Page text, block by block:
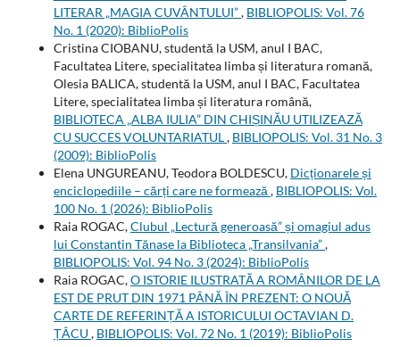
LITERAR „MAGIA CUVÂNTULUI”, BIBLIOPOLIS: Vol. 76
No. 1 (2020): BiblioPolis
Cristina CIOBANU, studentă la USM, anul I BAC,
Facultatea Litere, specialitatea limba și literatura romană,
Olesia BALICA, studentă la USM, anul I BAC, Facultatea
Litere, specialitatea limba și literatura română,
BIBLIOTECA „ALBA IULIA” DIN CHIȘINĂU UTILIZEAZĂ
CU SUCCES VOLUNTARIATUL, BIBLIOPOLIS: Vol. 31 No. 3
(2009): BiblioPolis
Elena UNGUREANU, Teodora BOLDESCU, Dicționarele și
enciclopediile – cărți care ne formează , BIBLIOPOLIS: Vol.
100 No. 1 (2026): BiblioPolis
Raia ROGAC,Clubul „Lectură generoasă” și omagiul adus
lui Constantin Tănase la Biblioteca „Transilvania”,
BIBLIOPOLIS: Vol. 94 No. 3 (2024): BiblioPolis
Raia ROGAC,O ISTORIE ILUSTRATĂ A ROMÂNILOR DE LA
EST DE PRUT DIN 1971 PÂNĂ ÎN PREZENT: O NOUĂ
CARTE DE REFERINȚĂ A ISTORICULUI OCTAVIAN D.
ȚÂCU, BIBLIOPOLIS: Vol. 72 No. 1 (2019): BiblioPolis